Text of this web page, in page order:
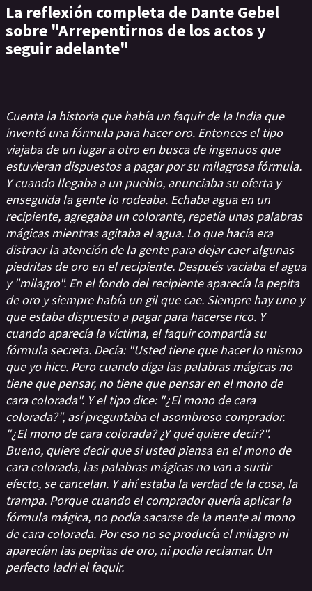
La reflexión completa de Dante Gebel
sobre "Arrepentirnos de los actos y
seguir adelante"
Cuenta la historia que había un faquir de la India que
inventó una fórmula para hacer oro. Entonces el tipo
viajaba de un lugar a otro en busca de ingenuos que
estuvieran dispuestos a pagar por su milagrosa fórmula.
Y cuando llegaba a un pueblo, anunciaba su oferta y
enseguida la gente lo rodeaba. Echaba agua en un
recipiente, agregaba un colorante, repetía unas palabras
mágicas mientras agitaba el agua. Lo que hacía era
distraer la atención de la gente para dejar caer algunas
piedritas de oro en el recipiente. Después vaciaba el agua
y "milagro". En el fondo del recipiente aparecía la pepita
de oro y siempre había un gil que cae. Siempre hay uno y
que estaba dispuesto a pagar para hacerse rico. Y
cuando aparecía la víctima, el faquir compartía su
fórmula secreta. Decía: "Usted tiene que hacer lo mismo
que yo hice. Pero cuando diga las palabras mágicas no
tiene que pensar, no tiene que pensar en el mono de
cara colorada". Y el tipo dice: "¿El mono de cara
colorada?", así preguntaba el asombroso comprador.
"¿El mono de cara colorada? ¿Y qué quiere decir?".
Bueno, quiere decir que si usted piensa en el mono de
cara colorada, las palabras mágicas no van a surtir
efecto, se cancelan. Y ahí estaba la verdad de la cosa, la
trampa. Porque cuando el comprador quería aplicar la
fórmula mágica, no podía sacarse de la mente al mono
de cara colorada. Por eso no se producía el milagro ni
aparecían las pepitas de oro, ni podía reclamar. Un
perfecto ladri el faquir.